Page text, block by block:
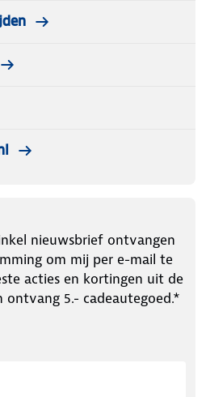
nieuwsbrief ontvangen
om mij per e-mail te
acties en kortingen uit de
ontvang 5.- cadeautegoed.*